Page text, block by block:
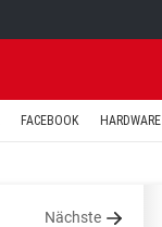
FACEBOOK HARDWARE
Nächste